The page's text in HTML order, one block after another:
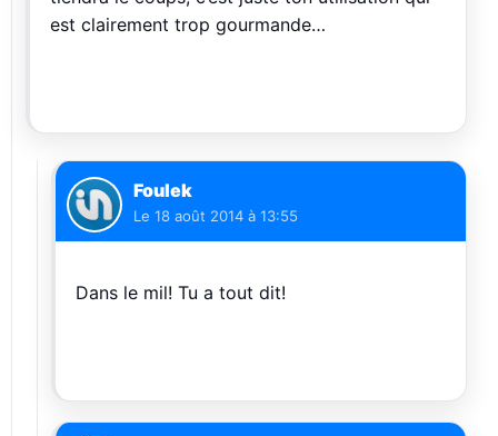
est clairement trop gourmande…
Foulek
Le 18 août 2014 à 13:55
Dans le mil! Tu a tout dit!